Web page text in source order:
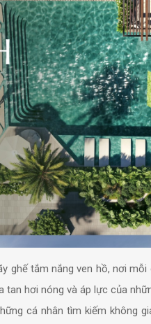
ghế tắm nắng ven hồ, nơi
tan hơi nóng và áp lực của
cá nhân tìm kiếm không